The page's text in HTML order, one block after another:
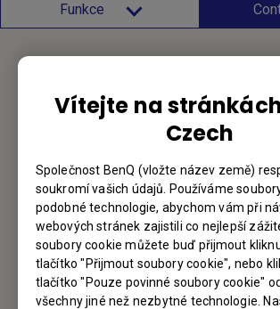
Vítejte na
Czech
Společnost BenQ (vložte název země)
soukromí vašich údajů. Používáme
podobné technologie, abychom vám při
webových stránek zajistili co nejlepší
soubory cookie můžete buď přijmout
tlačítko "Přijmout soubory cookie", nebo
tlačítko "Pouze povinné soubory cookie"
všechny jiné než nezbytné technologie.
Funkce
Service Desk
Rádi vás uslyšíme
Kontaktujte nás
Najděte svůj
BenQ Austria GmbH Central & Eastern